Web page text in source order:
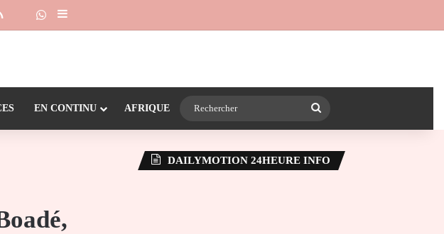
RSS Dailymotion
Suivre la chaîne 24heureinfo sur WhatsApp
Sidebar (barre latérale)
EN CONTINU AFRIQUE
DAILYMOTION 24HEURE INFO